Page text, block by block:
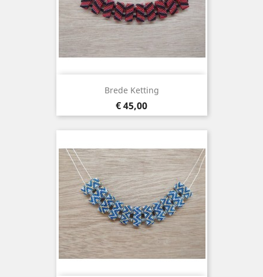
Brede Ketting
Prijs
€ 45,00